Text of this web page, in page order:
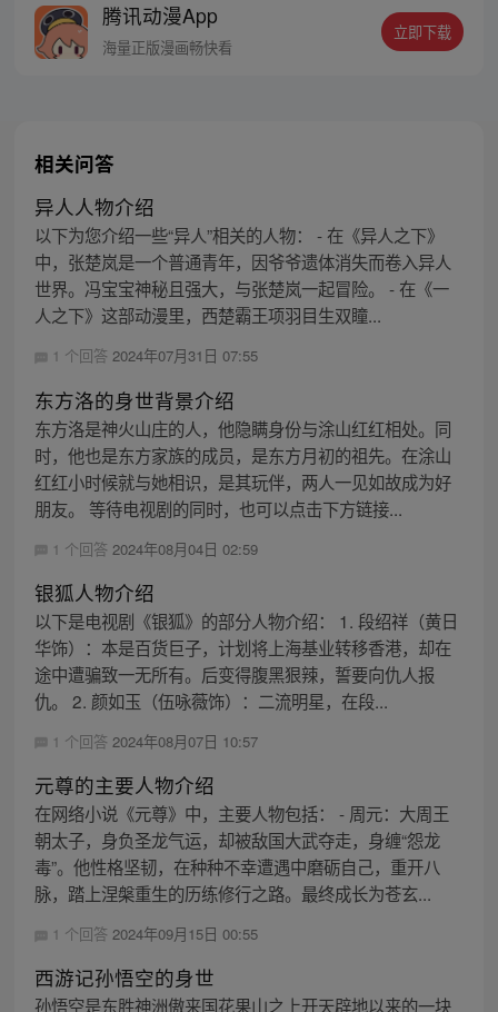
人…六十年后，他再次破石而出，背负着守
护族人的希望和信念打败了妖怪大道的霸
腾讯动漫App
海量正版漫画畅快看
立即下载
相关问答
异人人物介绍
以下为您介绍一些“异人”相关的人物： - 在《异人之下》
中，张楚岚是一个普通青年，因爷爷遗体消失而卷入异人
世界。冯宝宝神秘且强大，与张楚岚一起冒险。 - 在《一
人之下》这部动漫里，西楚霸王项羽目生双瞳...
1 个回答 2024年07月31日 07:55
东方洛的身世背景介绍
东方洛是神火山庄的人，他隐瞒身份与涂山红红相处。同
时，他也是东方家族的成员，是东方月初的祖先。在涂山
红红小时候就与她相识，是其玩伴，两人一见如故成为好
朋友。 等待电视剧的同时，也可以点击下方链接...
1 个回答 2024年08月04日 02:59
银狐人物介绍
以下是电视剧《银狐》的部分人物介绍： 1. 段绍祥（黄日
华饰）：本是百货巨子，计划将上海基业转移香港，却在
途中遭骗致一无所有。后变得腹黑狠辣，誓要向仇人报
仇。 2. 颜如玉（伍咏薇饰）：二流明星，在段...
1 个回答 2024年08月07日 10:57
元尊的主要人物介绍
在网络小说《元尊》中，主要人物包括： - 周元：大周王
朝太子，身负圣龙气运，却被敌国大武夺走，身缠“怨龙
毒”。他性格坚韧，在种种不幸遭遇中磨砺自己，重开八
脉，踏上涅槃重生的历练修行之路。最终成长为苍玄...
1 个回答 2024年09月15日 00:55
西游记孙悟空的身世
孙悟空是东胜神洲傲来国花果山之上开天辟地以来的一块